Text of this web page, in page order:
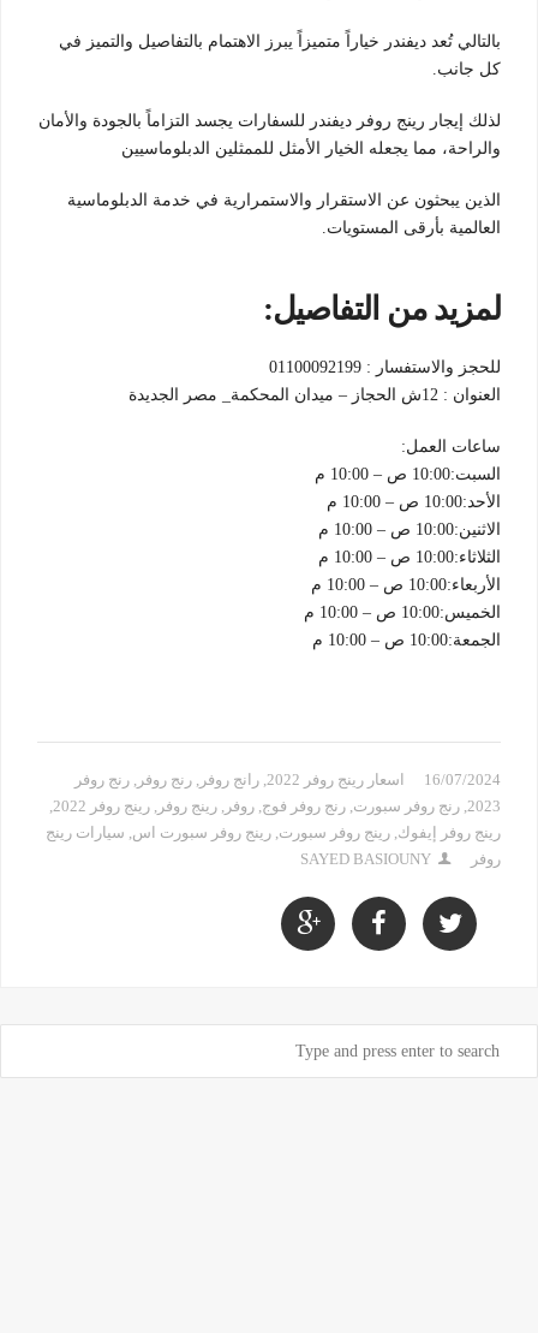
بالتالي تُعد ديفندر خياراً متميزاً يبرز الاهتمام بالتفاصيل والتميز في
كل جانب.
لذلك إيجار رينج روفر ديفندر للسفارات يجسد التزاماً بالجودة والأمان
والراحة، مما يجعله الخيار الأمثل للممثلين الدبلوماسيين
الذين يبحثون عن الاستقرار والاستمرارية في خدمة الدبلوماسية
العالمية بأرقى المستويات.
لمزيد من التفاصيل:
للحجز والاستفسار : 01100092199
العنوان : 12ش الحجاز – ميدان المحكمة_ مصر الجديدة
ساعات العمل:
السبت:10:00 ص – 10:00 م
الأحد:10:00 ص – 10:00 م
الاثنين:10:00 ص – 10:00 م
الثلاثاء:10:00 ص – 10:00 م
الأربعاء:10:00 ص – 10:00 م
الخميس:10:00 ص – 10:00 م
الجمعة:10:00 ص – 10:00 م
16/07/2024 اسعار رينج روفر 2022 , رانج روفر , رنج روفر , رنج روفر
2023
, رنج روفر سبورت, رنج روفر فوج, روفر , رينج روفر , رينج روفر 2022
,
رينج روفر إيفوك, رينج روفر سبورت, رينج روفر سبورت اس, سيارات رينج
روفر
SAYED BASIOUNY